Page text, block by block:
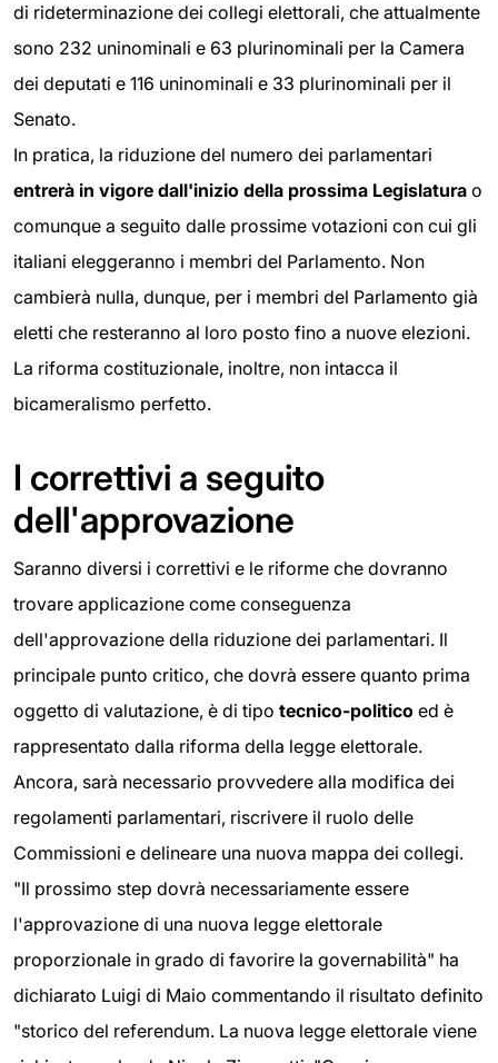
di rideterminazione dei collegi elettorali, che attualmente
sono 232 uninominali e 63 plurinominali per la Camera
dei deputati e 116 uninominali e 33 plurinominali per il
Senato.
In pratica, la riduzione del numero dei parlamentari
entrerà in vigore dall'inizio della prossima Legislatura o
comunque a seguito dalle prossime votazioni con cui gli
italiani eleggeranno i membri del Parlamento. Non
cambierà nulla, dunque, per i membri del Parlamento già
eletti che resteranno al loro posto fino a nuove elezioni.
La riforma costituzionale, inoltre, non intacca il
bicameralismo perfetto.
I correttivi a seguito
dell'approvazione
Saranno diversi i correttivi e le riforme che dovranno
trovare applicazione come conseguenza
dell'approvazione della riduzione dei parlamentari. Il
principale punto critico, che dovrà essere quanto prima
oggetto di valutazione, è di tipo tecnico-politico ed è
rappresentato dalla riforma della legge elettorale.
Ancora, sarà necessario provvedere alla modifica dei
regolamenti parlamentari, riscrivere il ruolo delle
Commissioni e delineare una nuova mappa dei collegi.
"Il prossimo step dovrà necessariamente essere
l'approvazione di una nuova legge elettorale
proporzionale in grado di favorire la governabilità" ha
dichiarato Luigi di Maio commentando il risultato definito
"storico del referendum. La nuova legge elettorale viene